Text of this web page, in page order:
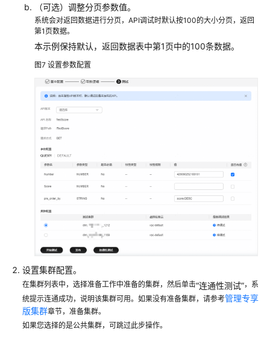
服
务
审
核
中
据
服
典
场
景
教
程
场
景
（可选）调整分页参数值。
系统会对返回数据进行分页，API调试时默认按100的大小分页，返回
第1页数据。
本示例保持默认，返回数据表中第1页中的100条数据。
图7 设置参数配置
设置集群配置。
在集群列表中，选择准备工作中准备的集群，然后单击“连通性测试”，系
统提示连通成功，说明该集群可用。如果没有准备集群，请参考管理专享
版集群章节，准备集群。
如果您选择的是公共集群，可跳过此步操作。